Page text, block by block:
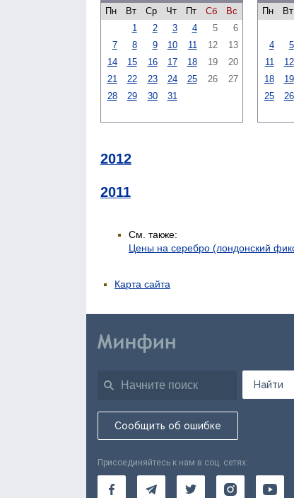
Пн
Вт Ср Чт Пт Сб
Вс
1
2 3 4 5
6
7
8 9 10 11 12
13
14
15 16 17 18 19
20
21
22 23 24 25 26
27
28
29 30 31
Пн
Вт
4
5
11
12
18
19
25
26
2012
2011
См. также:
Цены на серебро (лондонский
Карта сайта
Найти
Сообщить об ошибке
Присоединяйтесь к нам в соц. сетях: